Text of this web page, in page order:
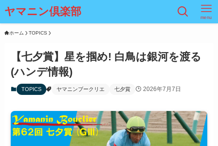
ヤマニン倶楽部 menu
ホーム TOPICS
【七夕賞】星を掴め! 白鳥は銀河を渡る
(ハンデ情報)
TOPICS ヤマニンブークリエ 七夕賞 2026年7月7日